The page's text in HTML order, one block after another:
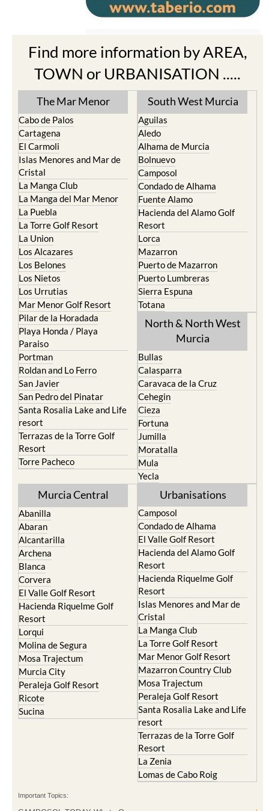
Find more information by AREA,
TOWN or URBANISATION .....
The Mar Menor
Cabo de Palos
Cartagena
El Carmoli
Islas Menores and Mar de
Cristal
La Manga Club
La Manga del Mar Menor
La Puebla
La Torre Golf Resort
La Union
Los Alcazares
Los Belones
Los Nietos
Los Urrutias
Mar Menor Golf Resort
Pilar de la Horadada
Playa Honda / Playa
Paraiso
Portman
Roldan and Lo Ferro
San Javier
San Pedro del Pinatar
Santa Rosalia Lake and Life
resort
Terrazas de la Torre Golf
Resort
Torre Pacheco
South West Murcia
Aguilas
Aledo
Alhama de Murcia
Bolnuevo
Camposol
Condado de Alhama
Fuente Alamo
Hacienda del Alamo Golf
Resort
Lorca
Mazarron
Puerto de Mazarron
Puerto Lumbreras
Sierra Espuna
Totana
North & North West
Murcia
Bullas
Calasparra
Caravaca de la Cruz
Cehegin
Cieza
Fortuna
Jumilla
Moratalla
Mula
Yecla
Murcia Central
Abanilla
Abaran
Alcantarilla
Archena
Blanca
Corvera
El Valle Golf Resort
Hacienda Riquelme Golf
Resort
Lorqui
Molina de Segura
Mosa Trajectum
Murcia City
Peraleja Golf Resort
Ricote
Sucina
Urbanisations
Camposol
Condado de Alhama
El Valle Golf Resort
Hacienda del Alamo Golf
Resort
Hacienda Riquelme Golf
Resort
Islas Menores and Mar de
Cristal
La Manga Club
La Torre Golf Resort
Mar Menor Golf Resort
Mazarron Country Club
Mosa Trajectum
Peraleja Golf Resort
Santa Rosalia Lake and Life
resort
Terrazas de la Torre Golf
Resort
La Zenia
Lomas de Cabo Roig
Important Topics: